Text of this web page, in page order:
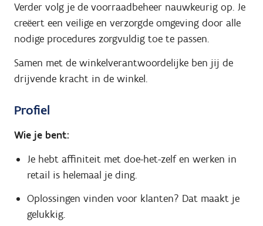
Verder volg je de voorraadbeheer nauwkeurig op. Je
creëert een veilige en verzorgde omgeving door alle
nodige procedures zorgvuldig toe te passen.
Samen met de winkelverantwoordelijke ben jij de
drijvende kracht in de winkel.
Profiel
Wie je bent:
Je hebt affiniteit met doe-het-zelf en werken in
retail is helemaal je ding.
Oplossingen vinden voor klanten? Dat maakt je
gelukkig.